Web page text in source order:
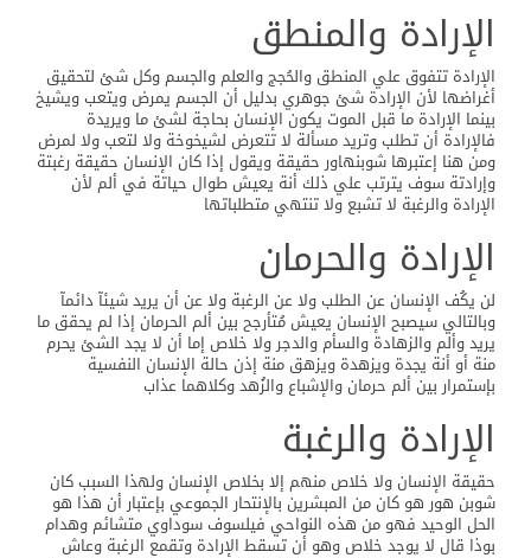
الإرادة والمنطق
الإرادة تتفوق علي المنطق والحُجج والعلم والجسم وكل شئ لتحقيق
أغراضها لأن الإرادة شئ جوهري بدليل أن الجسم يمرض ويتعب ويشيخ
بينما الإرادة ما قبل الموت يكون الإنسان بحاجة لشئ ما ويريدة
فالإرادة أن تطلب وتريد مسألة لا تتعرض لشيخوخة ولا لتعب ولا لمرض
ومن هنا إعتبرها شوبنهاور حقيقة ويقول إذا كان الإنسان حقيقة رغبتة
وإرادتة سوف يترتب علي ذلك أنة يعيش طوال حياتة في ألم لأن
الإرادة والرغبة لا تشبع ولا تنتهي متطلباتها
الإرادة والحرمان
لن يكُف الإنسان عن الطلب ولا عن الرغبة ولا عن أن يريد شيئآ دائمآ
وبالتالي سيصبح الإنسان يعيش مُتأرجح بين ألم الحرمان إذا لم يحقق ما
يريد وألم والزهادة والسأم والدجر ولا خلاص إما أن لا يجد الشئ يحرم
منة أو أنة يجدة ويزهدة ويزهق منة إذن حالة الإنسان النفسية
بإستمرار بين ألم حرمان والإشباع والزُهد وكلاهما عذاب
الإرادة والرغبة
حقيقة الإنسان ولا خلاص منهم إلا بخلاص الإنسان ولهذا السبب كان
شوبن هور هو كان من المبشرين بالإنتحار الجموعي بإعتبار أن هذا هو
الحل الوحيد فهو من هذه النواحي فيلسوف سوداوي متشائم وهدام
بوذا قال لا يوجد خلاص وهو أن تسقط الإرادة وتقمع الرغبة وعاش